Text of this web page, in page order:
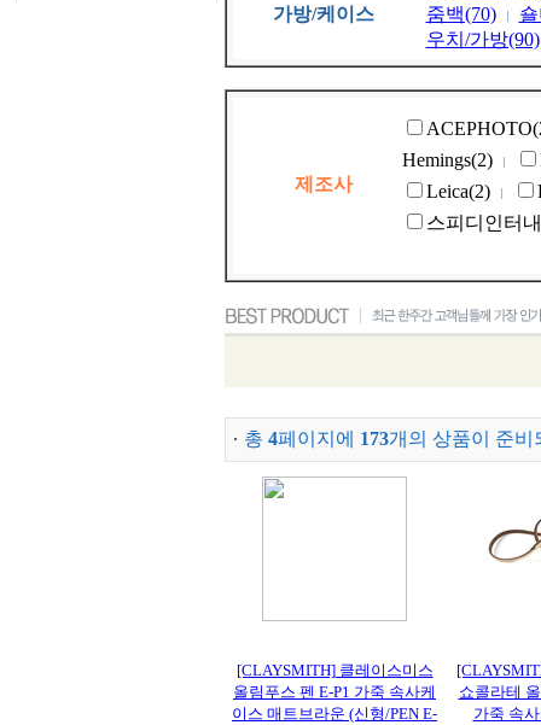
가방/케이스
줌백(70)
우치/가방(90)
제조사
Hemings(2)
Leica(2)
스피디인터
총 4페이지에 173개의 상품이 준비
[CLAYSMITH] 클레이스미스
올림푸스 펜 E-P1 가죽 속사케
이스 매트브라운 (신형/PEN E-
쇼콜라테
가죽 속